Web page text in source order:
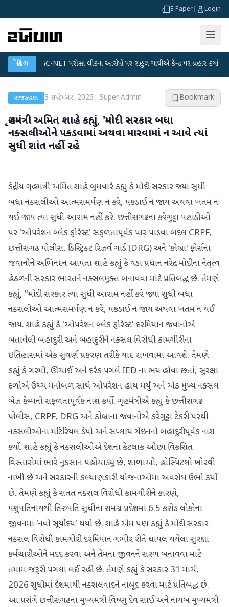
E-Paper Login
બ્રેકિંગ
UGC-NET પરીક્ષા લીકના આરોપો પર રાહુલ ગાંધીએ કેન્દ્ર પર પ્રહાર કર્યા ●
રાજકારણ 3 સપ્ટેમ્બર, 2025 Super Admin Bookmark
ગૃહમંત્રી અમિત શાહે કહ્યું, 'મોદી સરકાર બધા
નક્સલીઓને પકડવામાં અથવા મારવામાં ન આવે ત્યાં
સુધી શાંત નહીં રહે
કેન્દ્રીય ગૃહમંત્રી અમિત શાહે બુધવારે કહ્યું કે મોદી સરકાર જ્યાં સુધી
બધા નક્સલીઓ આત્મસમર્પણ ન કરે, પકડાઈ ન જાય અથવા ખતમ ન
થઈ જાય ત્યાં સુધી આરામ નહીં કરે. છત્તીસગઢના કરેગુટ્ટા પહાડીઓ
પર 'ઓપરેશન બ્લેક ફોરેસ્ટ' સફળતાપૂર્વક પાર પાડવા બદલ CRPF,
છત્તીસગઢ પોલીસ, ડિસ્ટ્રિક્ટ રિઝર્વ ગાર્ડ (DRG) અને 'કોબ્રા' ફોર્સના
જવાનોને અભિનંદન આપતા શાહે કહ્યું કે વડા પ્રધાન નરેન્દ્ર મોદીના નેતૃત્વ
હેઠળની સરકાર ભારતને નક્સલમુક્ત બનાવવા માટે પ્રતિબદ્ધ છે. તેમણે
કહ્યું, "મોદી સરકાર ત્યાં સુધી આરામ નહીં કરે જ્યાં સુધી બધા
નક્સલીઓ આત્મસમર્પણ ન કરે, પકડાઈ ન જાય અથવા ખતમ ન થઈ
જાય. શાહે કહ્યું કે 'ઓપરેશન બ્લેક ફોરેસ્ટ' દરમિયાન જવાનોએ
બતાવેલી બહાદુરી અને બહાદુરીને નક્સલ વિરોધી કામગીરીના
ઇતિહાસમાં એક સુવર્ણ પ્રકરણ તરીકે યાદ રાખવામાં આવશે. તેમણે
કહ્યું કે ગરમી, ઊંચાઈ અને દરેક પગલે IED ના ભય હોવા છતાં, સુરક્ષા
દળોએ ઉચ્ચ મનોબળ સાથે ઓપરેશન હાથ ધર્યું અને એક મુખ્ય નક્સલ
બેઝ કેમ્પનો સફળતાપૂર્વક નાશ કર્યો. ગૃહમંત્રીએ કહ્યું કે છત્તીસગઢ
પોલીસ, CRPF, DRG અને કોબ્રાના જવાનોએ કરેગુટ્ટા ટેકરી પરથી
નક્સલીઓના મટિરિયલ ડેપો અને સપ્લાય ચેઇનનો બહાદુરીપૂર્વક નાશ
કર્યો. શાહે કહ્યું કે નક્સલીઓએ દેશના કેટલાક ઓછા વિકસિત
વિસ્તારોમાં ભારે નુકસાન પહોંચાડ્યું છે, શાળાઓ, હોસ્પિટલો ખોરવી
નાખી છે અને સરકારની કલ્યાણકારી યોજનાઓમાં અવરોધ ઉભો કર્યો
છે. તેમણે કહ્યું કે સતત નક્સલ વિરોધી કામગીરીને કારણે,
પશુપતિનાથથી તિરુપતિ સુધીના સમગ્ર પ્રદેશમાં 6.5 કરોડ લોકોના
જીવનમાં 'નવો સૂર્યોદય' થયો છે. શાહે એમ પણ કહ્યું કે મોદી સરકાર
નક્સલ વિરોધી કામગીરી દરમિયાન ગંભીર રીતે ઘાયલ થયેલા સુરક્ષા
કર્મચારીઓને મદદ કરવા અને તેમના જીવનને સરળ બનાવવા માટે
તમામ જરૂરી પગલાં લઈ રહી છે. તેમણે કહ્યું કે સરકાર 31 માર્ચ,
2026 સુધીમાં દેશમાંથી નક્સલવાદને નાબૂદ કરવા માટે પ્રતિબદ્ધ છે.
આ પ્રસંગે છત્તીસગઢના મુખ્યમંત્રી વિષ્ણુ દેવ સાઈ અને નાયબ મુખ્યમંત્રી